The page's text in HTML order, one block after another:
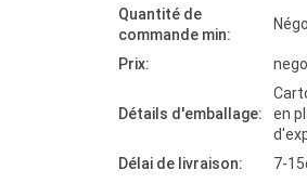
Quantité de
commande min:
Prix:
Détails d'emballage:
en
Délai de livraison:
7-